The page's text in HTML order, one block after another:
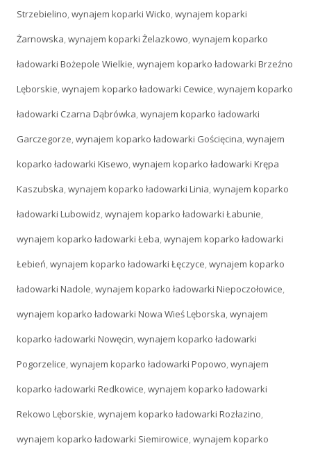
Strzebielino,wynajem koparki Wicko,wynajem koparki
Żarnowska,wynajem koparki Żelazkowo,wynajem koparko
ładowarki Bożepole Wielkie,wynajem koparko ładowarki Brzeźno
Lęborskie,wynajem koparko ładowarki Cewice,wynajem koparko
ładowarki Czarna Dąbrówka,wynajem koparko ładowarki
Garczegorze,wynajem koparko ładowarki Gościęcina,wynajem
koparko ładowarki Kisewo,wynajem koparko ładowarki Krępa
Kaszubska,wynajem koparko ładowarki Linia,wynajem koparko
ładowarki Lubowidz,wynajem koparko ładowarki Łabunie,
wynajem koparko ładowarki Łeba,wynajem koparko ładowarki
Łebień,wynajem koparko ładowarki Łęczyce,wynajem koparko
ładowarki Nadole,wynajem koparko ładowarki Niepoczołowice,
wynajem koparko ładowarki Nowa Wieś Lęborska,wynajem
koparko ładowarki Nowęcin,wynajem koparko ładowarki
Pogorzelice,wynajem koparko ładowarki Popowo,wynajem
koparko ładowarki Redkowice,wynajem koparko ładowarki
Rekowo Lęborskie,wynajem koparko ładowarki Rozłazino,
wynajem koparko ładowarki Siemirowice,wynajem koparko